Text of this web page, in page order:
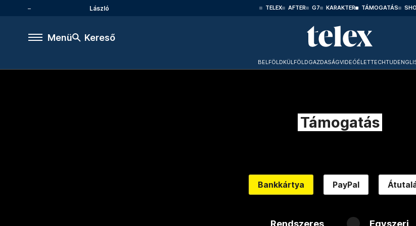
László TELEX AFTER G7 KARAKTER TÁMOGATÁS
Menü Kereső
BELFÖLDKÜLFÖLDGAZDASÁGVIDEÓÉLETTECHTUD
Támogatás
Bankkártya PayPal
Rendszeres Egyszeri